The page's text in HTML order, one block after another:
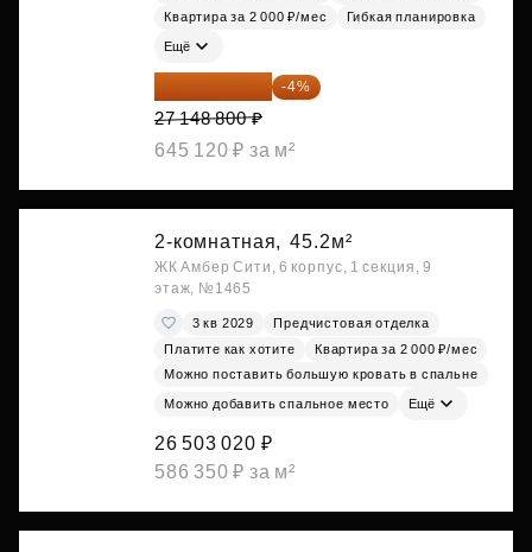
Квартира за 2 000 ₽/мес
Гибкая планировка
Ещё
26 062 848 ₽ -4%
27 148 800 ₽
645 120 ₽ за м²
2-комнатная, 45.2м²
ЖК Амбер Сити, 6 корпус, 1 секция, 9
этаж, №1465
3 кв 2029
Предчистовая отделка
Платите как хотите
Квартира за 2 000 ₽/мес
Можно поставить большую кровать в спальне
Можно добавить спальное место Ещё
26 503 020 ₽
586 350 ₽ за м²